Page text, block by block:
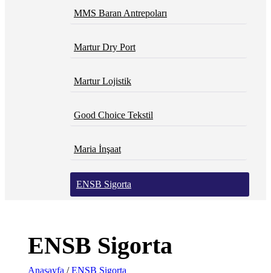
MMS Baran Antrepoları
Martur Dry Port
Martur Lojistik
Good Choice Tekstil
Maria İnşaat
ENSB Sigorta
ENSB Sigorta
Anasayfa /ENSB Sigorta